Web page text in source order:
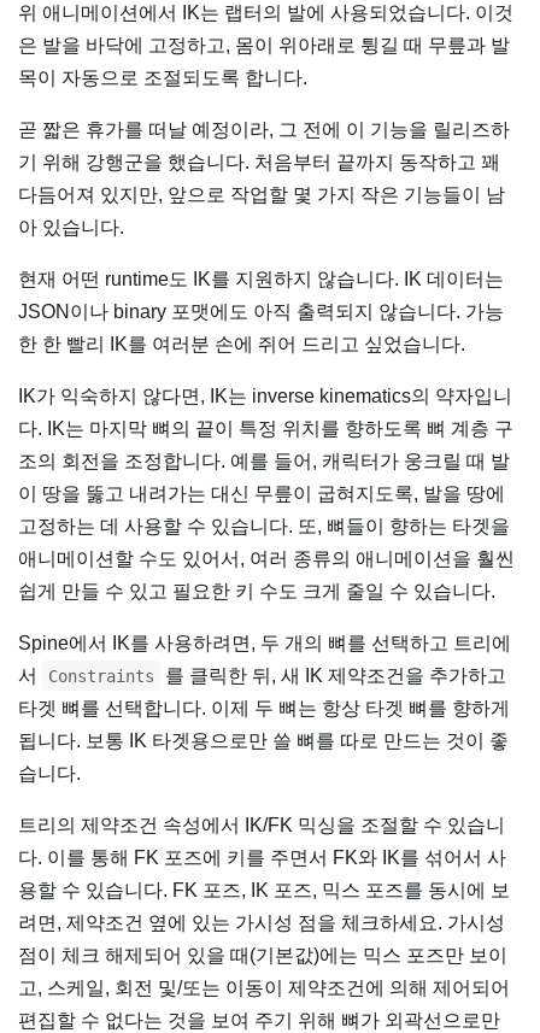
위 애니메이션에서 IK는 랩터의 발에 사용되었습니다. 이것
은 발을 바닥에 고정하고, 몸이 위아래로 튕길 때 무릎과 발
목이 자동으로 조절되도록 합니다.
곧 짧은 휴가를 떠날 예정이라, 그 전에 이 기능을 릴리즈하
기 위해 강행군을 했습니다. 처음부터 끝까지 동작하고 꽤
다듬어져 있지만, 앞으로 작업할 몇 가지 작은 기능들이 남
아 있습니다.
현재 어떤 runtime도 IK를 지원하지 않습니다. IK 데이터는
JSON이나 binary 포맷에도 아직 출력되지 않습니다. 가능
한 한 빨리 IK를 여러분 손에 쥐어 드리고 싶었습니다.
IK가 익숙하지 않다면, IK는 inverse kinematics의 약자입니
다. IK는 마지막 뼈의 끝이 특정 위치를 향하도록 뼈 계층 구
조의 회전을 조정합니다. 예를 들어, 캐릭터가 웅크릴 때 발
이 땅을 뚫고 내려가는 대신 무릎이 굽혀지도록, 발을 땅에
고정하는 데 사용할 수 있습니다. 또, 뼈들이 향하는 타겟을
애니메이션할 수도 있어서, 여러 종류의 애니메이션을 훨씬
쉽게 만들 수 있고 필요한 키 수도 크게 줄일 수 있습니다.
Spine에서 IK를 사용하려면, 두 개의 뼈를 선택하고 트리에
서
Constraints
를 클릭한 뒤, 새 IK 제약조건을 추가하고
타겟 뼈를 선택합니다. 이제 두 뼈는 항상 타겟 뼈를 향하게
됩니다. 보통 IK 타겟용으로만 쓸 뼈를 따로 만드는 것이 좋
습니다.
트리의 제약조건 속성에서 IK/FK 믹싱을 조절할 수 있습니
다. 이를 통해 FK 포즈에 키를 주면서 FK와 IK를 섞어서 사
용할 수 있습니다. FK 포즈, IK 포즈, 믹스 포즈를 동시에 보
려면, 제약조건 옆에 있는 가시성 점을 체크하세요. 가시성
점이 체크 해제되어 있을 때(기본값)에는 믹스 포즈만 보이
고, 스케일, 회전 및/또는 이동이 제약조건에 의해 제어되어
편집할 수 없다는 것을 보여 주기 위해 뼈가 외곽선으로만